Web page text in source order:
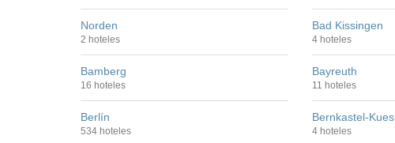
Norden
2 hoteles
Bad Kissingen
4 hoteles
Bamberg
16 hoteles
Bayreuth
11 hoteles
Berlín
534 hoteles
Bernkastel-Kues
4 hoteles